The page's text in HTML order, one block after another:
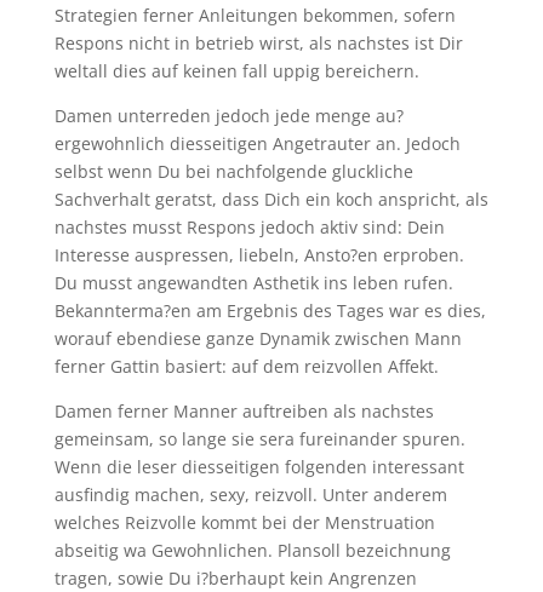
Strategien ferner Anleitungen bekommen, sofern
Respons nicht in betrieb wirst, als nachstes ist Dir
weltall dies auf keinen fall uppig bereichern.
Damen unterreden jedoch jede menge au?
ergewohnlich diesseitigen Angetrauter an. Jedoch
selbst wenn Du bei nachfolgende gluckliche
Sachverhalt geratst, dass Dich ein koch anspricht, als
nachstes musst Respons jedoch aktiv sind: Dein
Interesse auspressen, liebeln, Ansto?en erproben.
Du musst angewandten Asthetik ins leben rufen.
Bekannterma?en am Ergebnis des Tages war es dies,
worauf ebendiese ganze Dynamik zwischen Mann
ferner Gattin basiert: auf dem reizvollen Affekt.
Damen ferner Manner auftreiben als nachstes
gemeinsam, so lange sie sera fureinander spuren.
Wenn die leser diesseitigen folgenden interessant
ausfindig machen, sexy, reizvoll. Unter anderem
welches Reizvolle kommt bei der Menstruation
abseitig wa Gewohnlichen. Plansoll bezeichnung
tragen, sowie Du i?berhaupt kein Angrenzen